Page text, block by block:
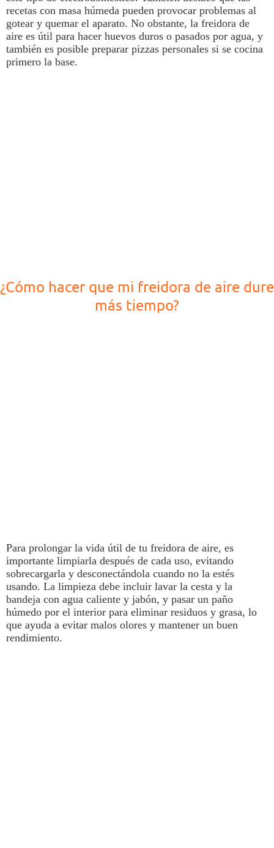
recetas con masa húmeda pueden provocar problemas al
gotear y quemar el aparato. No obstante, la freidora de
aire es útil para hacer huevos duros o pasados por agua, y
también es posible preparar pizzas personales si se cocina
primero la base.
¿Cómo hacer que mi freidora de aire dure
más tiempo?
Para prolongar la vida útil de tufreidora de aire, es
importante limpiarla después de cada uso, evitando
sobrecargarla y desconectándola cuando no la estés
usando. La limpieza debe incluir lavar la cesta y la
bandeja con agua caliente y jabón, y pasar un paño
húmedo por el interior para eliminar residuos y grasa, lo
que ayuda a evitar malos olores y mantener un buen
rendimiento.